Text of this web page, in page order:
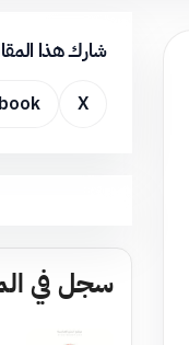
شارك هذا
X
سجل في